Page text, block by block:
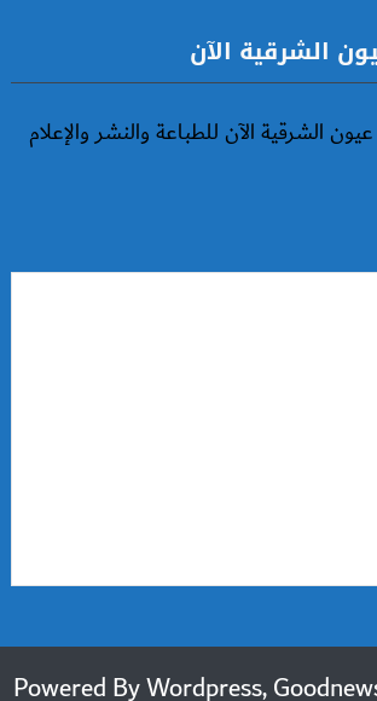
الشرقية الآن
الشرقية الآن للطباعة والنشر والإعلام
2014 Powered By Wordpress,